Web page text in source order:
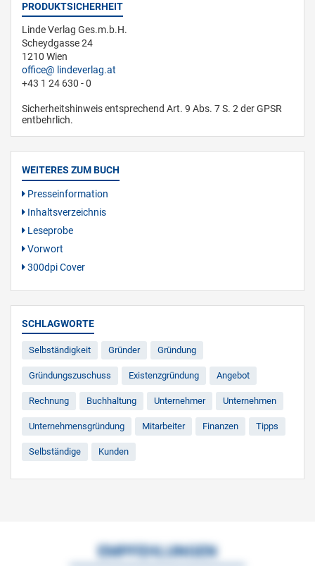
PRODUKTSICHERHEIT
Linde Verlag Ges.m.b.H.
Scheydgasse 24
1210 Wien
office
lindeverlag.at
+43 1 24 630 - 0
Sicherheitshinweis entsprechend Art. 9 Abs. 7 S. 2 der GPSR
entbehrlich.
WEITERES ZUM BUCH
Presseinformation
Inhaltsverzeichnis
Leseprobe
Vorwort
300dpi Cover
SCHLAGWORTE
Selbständigkeit Gründer Gründung
Gründungszuschuss Existenzgründung Angebot
Rechnung Buchhaltung Unternehmer Unternehmen
Unternehmensgründung Mitarbeiter Finanzen Tipps
Selbständige Kunden
EMPFEHLUNGEN